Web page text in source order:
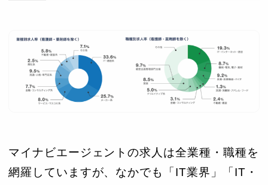
マイナビエージェントの求人は全業種・職種を
網羅していますが、なかでも「IT業界」「IT・